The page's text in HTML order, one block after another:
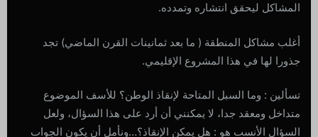
المشاكل ليحقق انتشاره وتمدده.
أغلب مشاكل المنطقة ( ما بعد ثمانينات القرن الماضي) تجد
جذورا لها في هذا المشروع الإقليمي.
تسألين : وما السبل المتاحة لإنقاذ الوطن؟ للأسف الموضوع
متداخل ومعقد جدا، لا يمكنني أن أرد على هذا السؤال، ولعل
السؤال الأنسب هو : هل يمكن الإنقاذ؟…ونأمل أن يكون الجواب